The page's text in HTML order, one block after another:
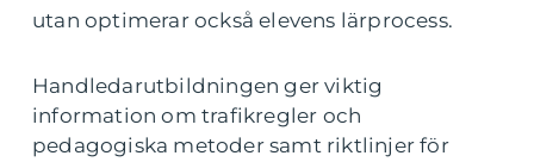
utan optimerar också elevens lärprocess.
Handledarutbildningen ger viktig
information om trafikregler och
pedagogiska metoder samt riktlinjer för